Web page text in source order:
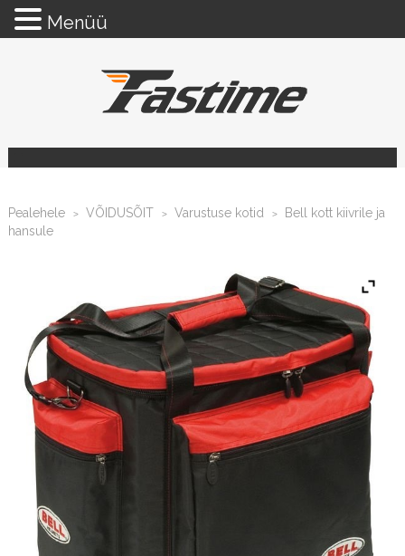
Pealehele > VÕIDUSÕIT > Varustuse kotid >
Bell kott kiivrile ja
hansule
Menüü